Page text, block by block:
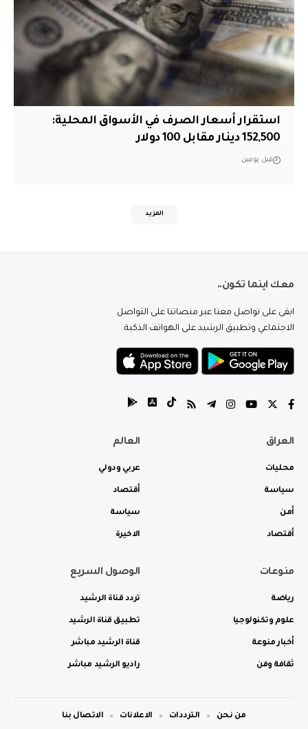
استقرار أسعار الصرف في الأسواق المحلية:
152,500 دينار مقابل 100 دولار
قبل يومين
المزيد
معك اينما تكون..
ابقى على تواصل معنا عبر منصاتنا على التواصل
الاجتماعي وتطبيق الرشيد على الهواتف الذكية.
العراق
محليات
سياسة
أمن
أقتصاد
العالم
عربي ودولي
أقتصاد
سياسة
الاخيرة
منوعات
رياضة
علوم وتكنولوجيا
أخبار منوعة
ثقافة وفن
الوصول السريع
تردد قناة الرشيد
تطبيق قناة الرشيد
قناة الرشيد مباشر
راديو الرشيد مباشر
من نحن الترددات الاعلانات الاتصال بنا